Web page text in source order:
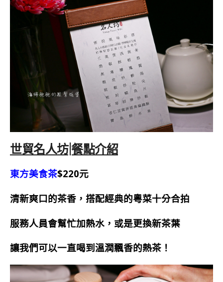
世貿名人坊|餐點介紹
東方美食茶$220元
清新爽口的茶香，搭配經典的粵菜十分合拍
服務人員會幫忙加熱水，或是更換新茶葉
讓我們可以一直喝到溫潤飄香的熱茶！